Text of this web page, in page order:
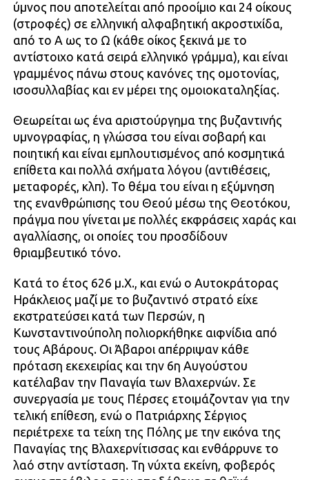
ύμνος που αποτελείται από προοίμιο και 24 οίκους
(στροφές) σε ελληνική αλφαβητική ακροστιχίδα,
από το Α ως το Ω (κάθε οίκος ξεκινά με το
αντίστοιχο κατά σειρά ελληνικό γράμμα), και είναι
γραμμένος πάνω στους κανόνες της ομοτονίας,
ισοσυλλαβίας και εν μέρει της ομοιοκαταληξίας.
Θεωρείται ως ένα αριστούργημα της βυζαντινής
υμνογραφίας, η γλώσσα του είναι σοβαρή και
ποιητική και είναι εμπλουτισμένος από κοσμητικά
επίθετα και πολλά σχήματα λόγου (αντιθέσεις,
μεταφορές, κλπ). Το θέμα του είναι η εξύμνηση
της ενανθρώπισης του Θεού μέσω της Θεοτόκου,
πράγμα που γίνεται με πολλές εκφράσεις χαράς και
αγαλλίασης, οι οποίες του προσδίδουν
θριαμβευτικό τόνο.
Κατά το έτος 626 μ.Χ., και ενώ ο Αυτοκράτορας
Ηράκλειος μαζί με το βυζαντινό στρατό είχε
εκστρατεύσει κατά των Περσών, η
Κωνσταντινούπολη πολιορκήθηκε αιφνίδια από
τους Αβάρους. Οι Άβαροι απέρριψαν κάθε
πρόταση εκεχειρίας και την 6η Αυγούστου
κατέλαβαν την Παναγία των Βλαχερνών. Σε
συνεργασία με τους Πέρσες ετοιμάζονταν για την
τελική επίθεση, ενώ ο Πατριάρχης Σέργιος
περιέτρεχε τα τείχη της Πόλης με την εικόνα της
Παναγίας της Βλαχερνίτισσας και ενθάρρυνε το
λαό στην αντίσταση. Τη νύχτα εκείνη, φοβερός